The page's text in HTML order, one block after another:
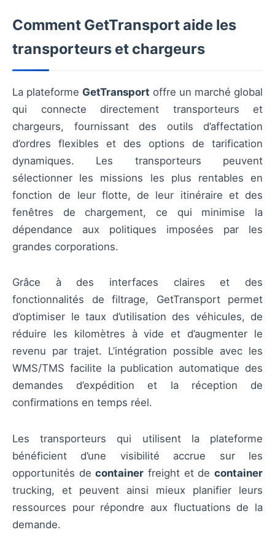
Comment GetTransport aide les
transporteurs et chargeurs
La plateforme GetTransport offre un marché global
qui connecte directement transporteurs et
chargeurs, fournissant des outils d’affectation
d’ordres flexibles et des options de tarification
dynamiques. Les transporteurs peuvent
sélectionner les missions les plus rentables en
fonction de leur flotte, de leur itinéraire et des
fenêtres de chargement, ce qui minimise la
dépendance aux politiques imposées par les
grandes corporations.
Grâce à des interfaces claires et des
fonctionnalités de filtrage, GetTransport permet
d’optimiser le taux d’utilisation des véhicules, de
réduire les kilomètres à vide et d’augmenter le
revenu par trajet. L’intégration possible avec les
WMS/TMS facilite la publication automatique des
demandes d’expédition et la réception de
confirmations en temps réel.
Les transporteurs qui utilisent la plateforme
bénéficient d’une visibilité accrue sur les
opportunités decontainer freight et decontainer
trucking, et peuvent ainsi mieux planifier leurs
ressources pour répondre aux fluctuations de la
demande.